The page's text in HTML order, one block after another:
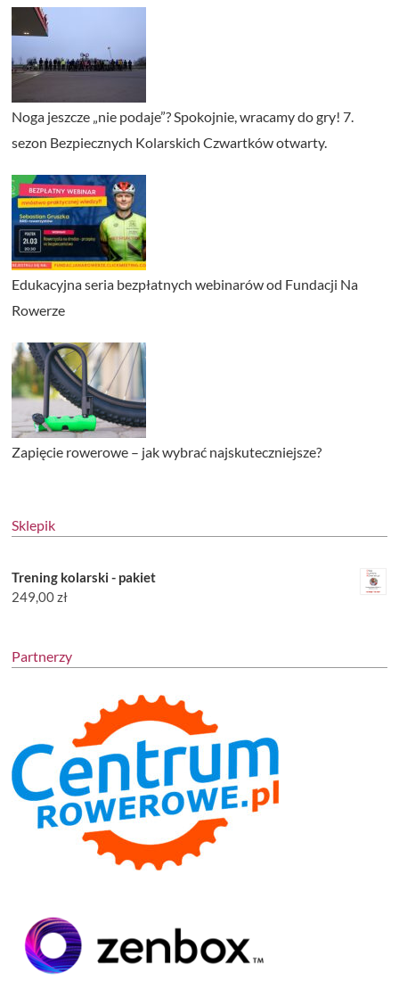
Noga jeszcze „nie podaje”? Spokojnie, wracamy do gry! 7.
sezon Bezpiecznych Kolarskich Czwartków otwarty.
Edukacyjna seria bezpłatnych webinarów od Fundacji Na
Rowerze
Zapięcie rowerowe – jak wybrać najskuteczniejsze?
Sklepik
Trening kolarski - pakiet
249,00zł
Partnerzy